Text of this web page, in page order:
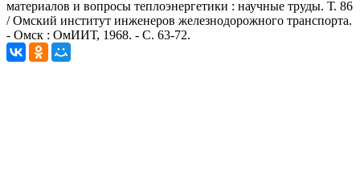
материалов и вопросы теплоэнергетики : научные труды. Т. 86
/ Омский институт инженеров железнодорожного транспорта.
- Омск : ОмИИТ, 1968. - С. 63-72.